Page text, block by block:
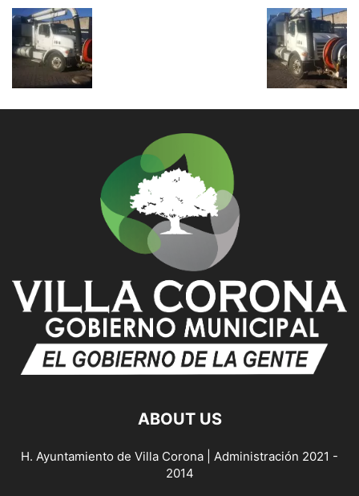
ABOUT US
H. Ayuntamiento de Villa Corona | Administración 2021 -
2014